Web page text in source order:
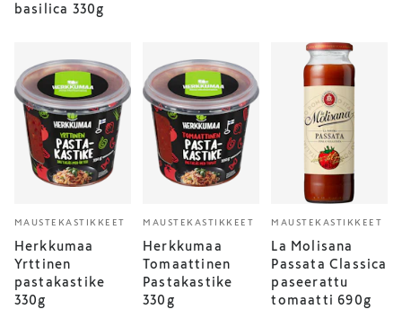
basilica 330g
MAUSTEKASTIKKEET
Herkkumaa
Yrttinen
pastakastike
330g
MAUSTEKASTIKKEET
Herkkumaa
Tomaattinen
Pastakastike
330g
MAUSTEKASTIKKEET
La Molisana
Passata Classica
paseerattu
tomaatti 690g